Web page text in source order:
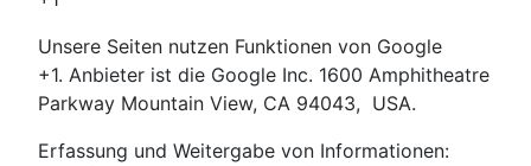
Unsere Seiten nutzen Funktionen von Google
+1. Anbieter ist die Google Inc. 1600 Amphitheatre
Parkway Mountain View, CA 94043, USA.
Erfassung und Weitergabe von Informationen: